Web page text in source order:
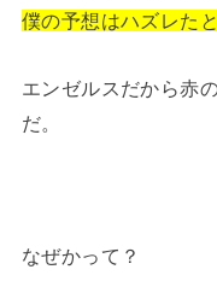
僕の予想はハズレた
エンゼルスだから赤
だ。
なぜかって？